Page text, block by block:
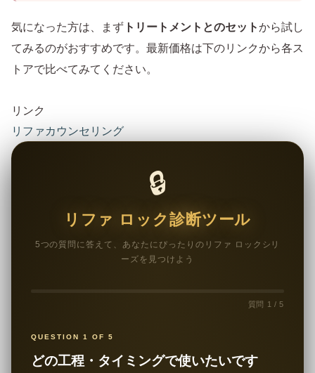
気になった方は、まず トリートメントとのセットから試し
てみるのがおすすめです。最新価格は下のリンクから各ス
トアで比べてみてください。
リンク
リファカウンセリング
🔒
リファ ロック診断ツール
5つの質問に答えて、あなたにぴったりのリファ ロックシリ
ーズを見つけよう
質問 1 / 5
QUESTION 1 OF 5
どの工程・タイミングで使いたいです